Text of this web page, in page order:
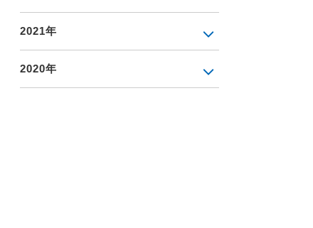
2021年
2020年